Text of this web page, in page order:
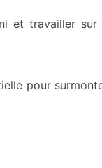
et travailler sur
pour